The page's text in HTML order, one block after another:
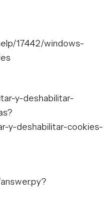
17442/windows-
y-deshabilitar-
y-deshabilitar-cookies-